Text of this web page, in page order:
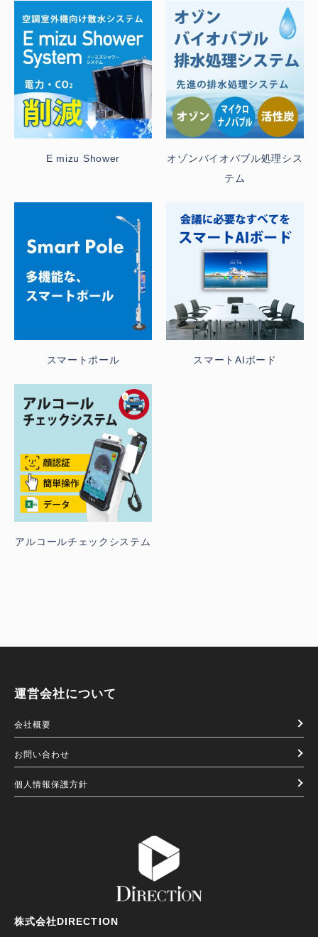
E mizu Shower
オゾンバイオバブル処理シス
テム
スマートポール スマートAIボード
アルコールチェックシステム
株式会社DIRECTION
運営会社について
会社概要
お問い合わせ
個人情報保護方針